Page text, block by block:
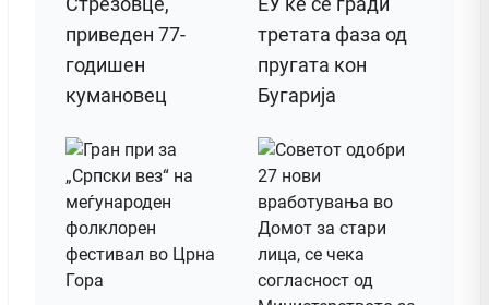
приведен 77-
годишен
кумановец
третата фаза од
пругата кон
Бугарија